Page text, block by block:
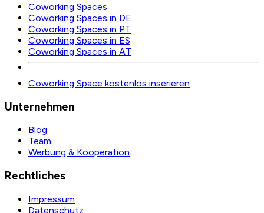
Coworking Spaces
Coworking Spaces in DE
Coworking Spaces in PT
Coworking Spaces in ES
Coworking Spaces in AT
Coworking Space kostenlos inserieren
Unternehmen
Blog
Team
Werbung & Kooperation
Rechtliches
Impressum
Datenschutz